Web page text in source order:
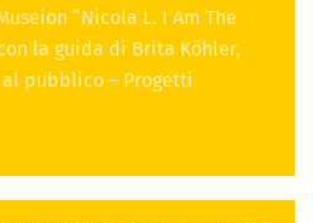
“Nicola L. I Am The
la guida di Brita Köhler,
pubblico – Progetti